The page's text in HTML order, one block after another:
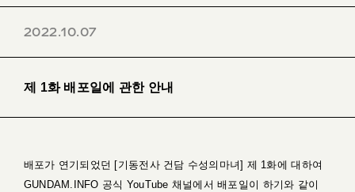
2022.10.07
제 1화 배포일에 관한 안내
배포가 연기되었던 [기동전사 건담 수성의마녀] 제 1화에 대하여
GUNDAM.INFO 공식 YouTube 채널에서 배포일이 하기와 같이